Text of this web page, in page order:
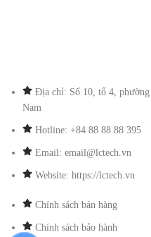
Địa chỉ: Số 10, tổ 4,
Nam
Hotline: +84 88 88 88 395
Email: email@lctech.vn
Website: https://lctech.vn
Chính sách bán hàng
Chính sách bảo hành